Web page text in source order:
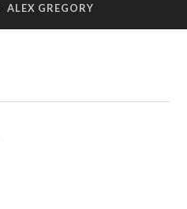
ALEX GREGORY